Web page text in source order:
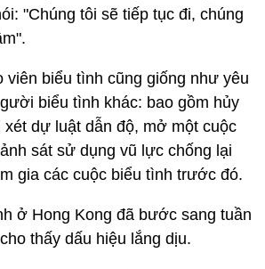
"Chúng tôi sẽ tiếp tục đi, chúng
viên biểu tình cũng giống như yêu
biểu tình khác: bao gồm hủy
xét dự luật dẫn độ, mở một cuộc
sát sử dụng vũ lực chống lại
gia các cuộc biểu tình trước đó.
ở Hong Kong đã bước sang tuần
thấy dấu hiệu lắng dịu.